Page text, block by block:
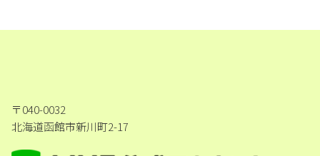
〒040-0032
北海道函館市新川町2-17